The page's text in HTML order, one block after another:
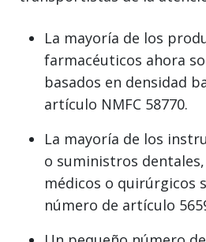
La mayoría de los
farmacéuticos ahora
basados en densidad
artículo NMFC 58770.
La mayoría de los
o suministros
médicos o quirúrgicos
número de artículo